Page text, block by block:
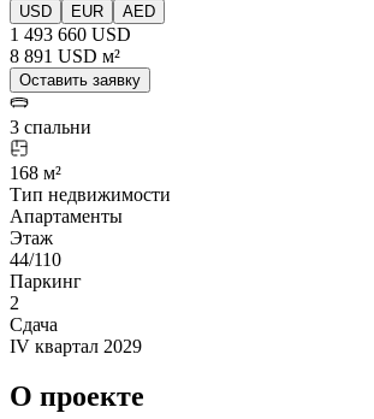
USD EUR AED
1 493 660 USD
8 891 USD м²
Оставить заявку
3 спальни
168 м²
Тип недвижимости
Апартаменты
Этаж
44/110
Паркинг
2
Сдача
IV квартал 2029
О проекте